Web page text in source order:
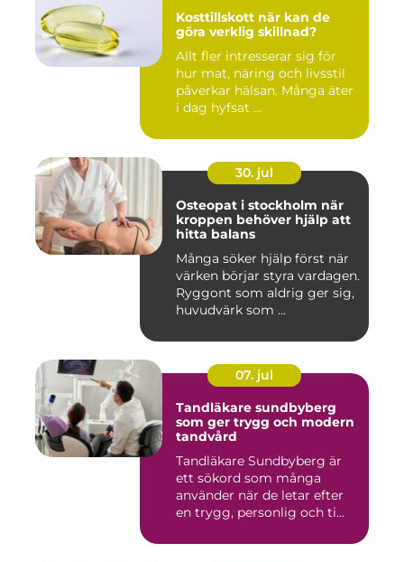
Kosttillskott när kan de
göra verklig skillnad?
Allt fler intresserar sig för
hur mat, näring och livsstil
påverkar hälsan. Många äter
i dag hyfsat ...
30. jul
Osteopat i stockholm när
kroppen behöver hjälp att
hitta balans
Många söker hjälp först när
värken börjar styra vardagen.
Ryggont som aldrig ger sig,
huvudvärk som ...
07. jul
Tandläkare sundbyberg
som ger trygg och modern
tandvård
Tandläkare Sundbyberg är
ett sökord som många
använder när de letar efter
en trygg, personlig och ti...